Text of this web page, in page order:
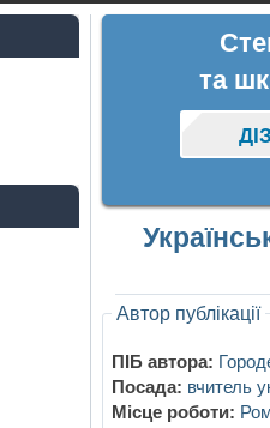
та
Автор публікації
ПІБ автора:
Посада: вчитель
Місце роботи: